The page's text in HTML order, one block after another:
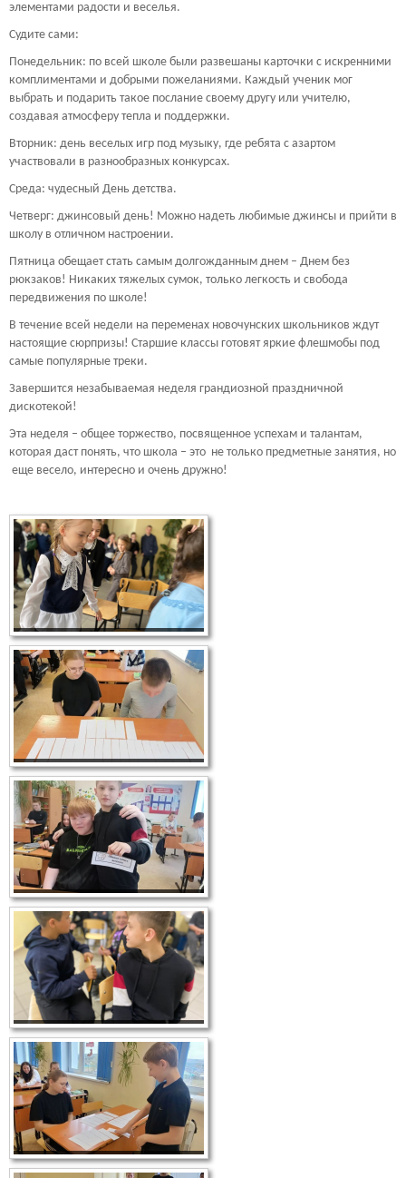
элементами радости и веселья.
Судите сами:
Понедельник: по всей школе были развешаны карточки с искренними
комплиментами и добрыми пожеланиями. Каждый ученик мог
выбрать и подарить такое послание своему другу или учителю,
создавая атмосферу тепла и поддержки.
Вторник: день веселых игр под музыку, где ребята с азартом
участвовали в разнообразных конкурсах.
Среда: чудесный День детства.
Четверг: джинсовый день! Можно надеть любимые джинсы и прийти в
школу в отличном настроении.
Пятница обещает стать самым долгожданным днем – Днем без
рюкзаков! Никаких тяжелых сумок, только легкость и свобода
передвижения по школе!
В течение всей недели на переменах новочунских школьников ждут
настоящие сюрпризы! Старшие классы готовят яркие флешмобы под
самые популярные треки.
Завершится незабываемая неделя грандиозной праздничной
дискотекой!
Эта неделя – общее торжество, посвященное успехам и талантам,
которая даст понять, что школа – это не только предметные занятия, но
еще весело, интересно и очень дружно!